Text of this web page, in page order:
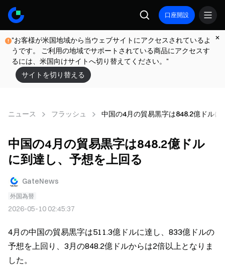
口座開設
"お客様が米国地域から当ウェブサイトにアクセスされているよ
うです。 ご利用の地域でサポートされている商品にアクセスす
るには、米国向けサイトへ切り替えてください。"
サイトを切り替える
ニュース フラッシュ 中国の4月の貿易黒字は848.2億ドルに
中国の4月の貿易黒字は848.2億ドル
に到達し、予想を上回る
GateNews
外国為替
2026-05-10 02:45:37
4月の中国の貿易黒字は511.3億ドルに達し、833億ドルの
予想を上回り、3月の848.2億ドルからは2倍以上となりま
した。